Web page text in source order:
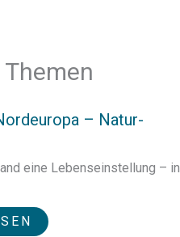
– Natur-
eine Lebenseinstellung – in